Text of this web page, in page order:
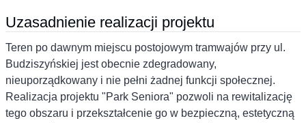
Uzasadnienie realizacji projektu
Teren po dawnym miejscu postojowym tramwajów przy ul.
Budziszyńskiej jest obecnie zdegradowany,
nieuporządkowany i nie pełni żadnej funkcji społecznej.
Realizacja projektu "Park Seniora" pozwoli na rewitalizację
tego obszaru i przekształcenie go w bezpieczną, estetyczną